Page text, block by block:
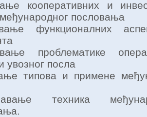
кооперативних и
пословања
функционалних
проблематике
увозног посла
типова и примене
техника